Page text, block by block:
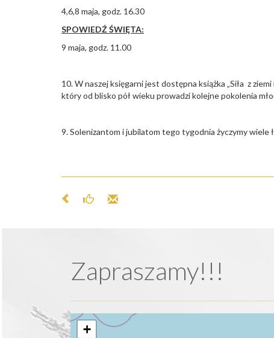
4,6,8 maja, godz. 16.30
SPOWIEDŹ ŚWIĘTA:
9 maja, godz. 11.00
10. W naszej księgarni jest dostępna książka „Siła z
który od blisko pół wieku prowadzi kolejne pokolenia
9. Solenizantom i jubilatom tego tygodnia życzymy wiele
Zapraszamy!!!
+